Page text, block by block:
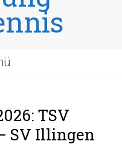
TSV
SV Illingen